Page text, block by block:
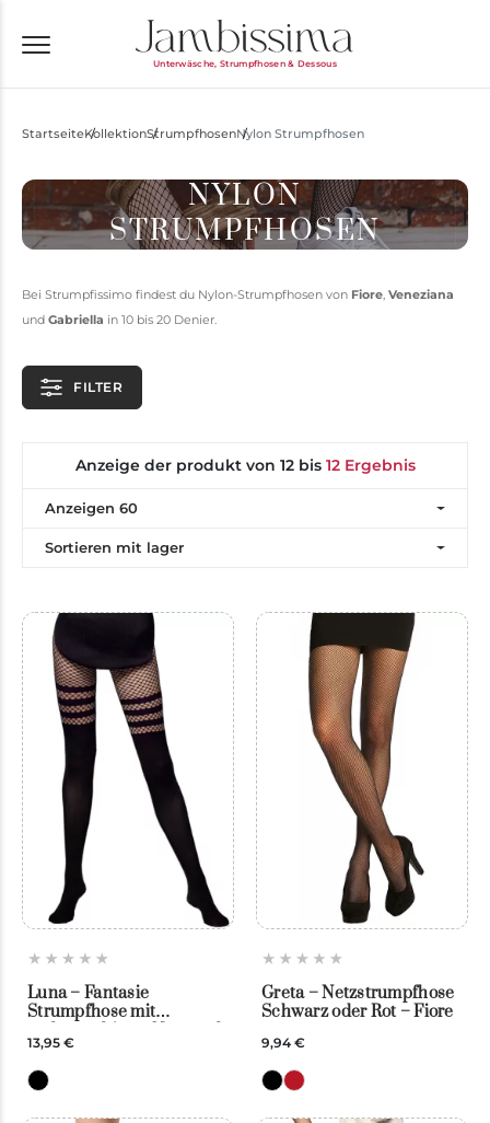
Unterwäsche, Strumpfhosen & Dessous
StartseiteKollektionStrumpfhosenNylon Strumpfhosen
NYLON
STRUMPFHOSEN
Bei Strumpfissimo findest du Nylon-Strumpfhosen von Fiore, Veneziana
und Gabriella in 10 bis 20 Denier.
FILTER
Anzeige der produkt von 12 bis 12 Ergebnis
Anzeigen 60
Sortieren mit lager
Luna – Fantasie
Strumpfhose mit
blickdicht – Veneziana
13,95 €
Greta – Netzstrumpfhose
Schwarz oder Rot – Fiore
9,94 €